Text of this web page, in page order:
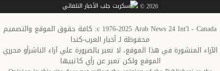
2026 ©
c 1976-2025 Arab News 24 Int'l - Canada: كافة حقوق الموقع والتصميم
محفوظة لـ أخبار العرب-كندا
الآراء المنشورة في هذا الموقع، لا تعبر بالضرورة علي آراء الناشرأو محرري
الموقع ولكن تعبر عن رأي كاتبيها